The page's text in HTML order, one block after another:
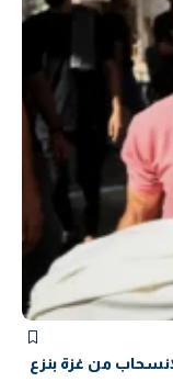
من غزة بنزع